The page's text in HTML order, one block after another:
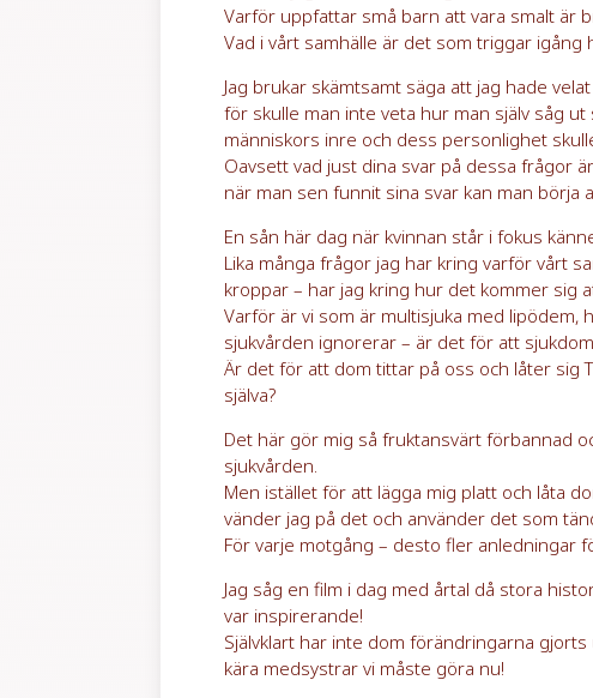
Varför uppfattar små barn att vara smalt är
Vad i vårt samhälle är det som triggar igång
Jag brukar skämtsamt säga att jag hade
för skulle man inte veta hur man själv såg
människors inre och dess personlighet
Oavsett vad just dina svar på dessa frågor
när man sen funnit sina svar kan man börja
En sån här dag när kvinnan står i fokus
Lika många frågor jag har kring varför vårt
kroppar – har jag kring hur det kommer sig
Varför är vi som är multisjuka med
sjukvården ignorerar – är det för att
Är det för att dom tittar på oss och låter sig
själva?
Det här gör mig så fruktansvärt förbannad
sjukvården.
Men istället för att lägga mig platt och låta
vänder jag på det och använder det som
För varje motgång – desto fler anledningar
Jag såg en film i dag med årtal då stora
var inspirerande!
Självklart har inte dom förändringarna
kära medsystrar vi måste göra nu!